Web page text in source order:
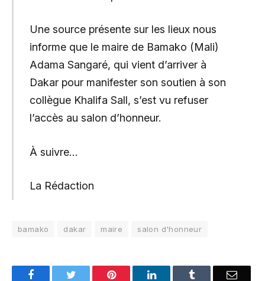
Une source présente sur les lieux nous
informe que le maire de Bamako (Mali)
Adama Sangaré, qui vient d’arriver à
Dakar pour manifester son soutien à son
collègue Khalifa Sall, s’est vu refuser
l’accès au salon d’honneur.
À suivre…
La Rédaction
bamako dakar maire salon d'honneur
FacebookTwitter Pinterest LinkedInTumblr Email